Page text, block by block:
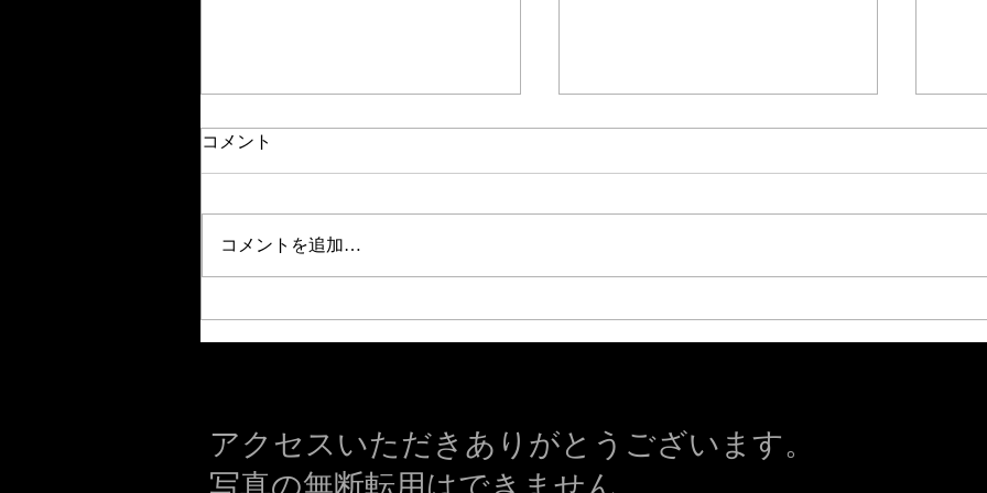
サンコウチョウ
巣
コメント
コメントを追加…
アクセスいただきありがとうございます。
写真の無断転用はできません。